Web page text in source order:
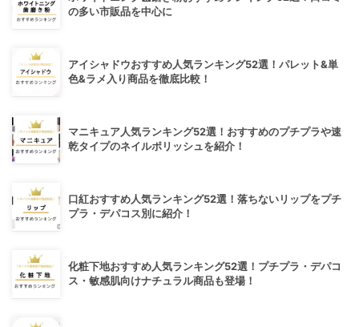
の多い市販品を中心に
アイシャドウおすすめ人気ランキング52選！パレット&単
色&ラメ入り商品を徹底比較！
マニキュア人気ランキング52選！おすすめのプチプラや速
乾タイプのネイルポリッシュを紹介！
口紅おすすめ人気ランキング52選！落ちないリップをプチ
プラ・デパコス別に紹介！
化粧下地おすすめ人気ランキング52選！プチプラ・デパコ
ス・敏感肌向けナチュラル商品も登場！